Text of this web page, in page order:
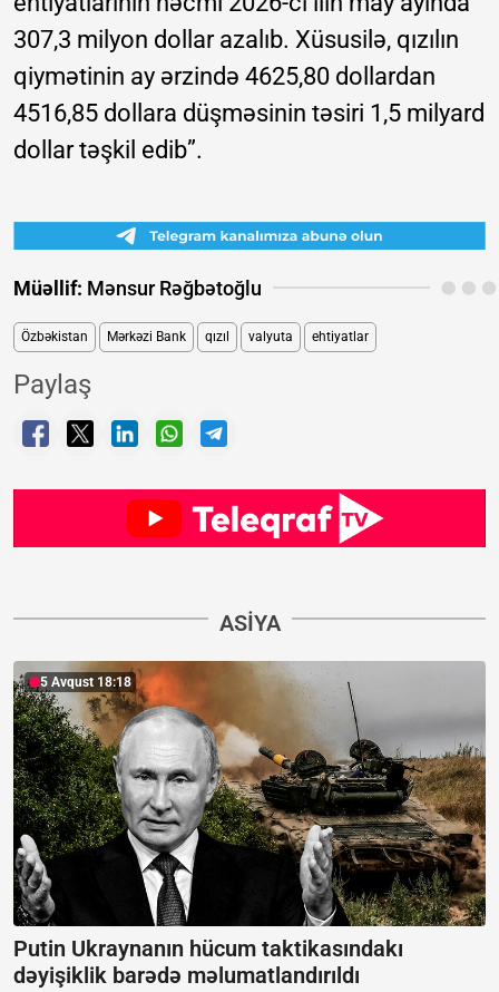
307,3 milyon dollar azalıb. Xüsusilə, qızılın
qiymətinin ay ərzində 4625,80 dollardan
4516,85 dollara düşməsinin təsiri 1,5 milyard
dollar təşkil edib”.
Müəllif: Mənsur Rəğbətoğlu
Özbəkistan Mərkəzi Bank qızıl valyuta ehtiyatlar
Paylaş
ASIYA
5 Avqust 18:18
Putin Ukraynanın hücum taktikasındakı
dəyişiklik barədə məlumatlandırıldı